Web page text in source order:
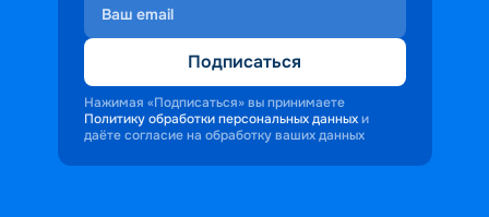
Подписаться
Нажимая «Подписаться» вы принимаете
Политику обработки персональных данных и
даёте согласие на обработку ваших данных